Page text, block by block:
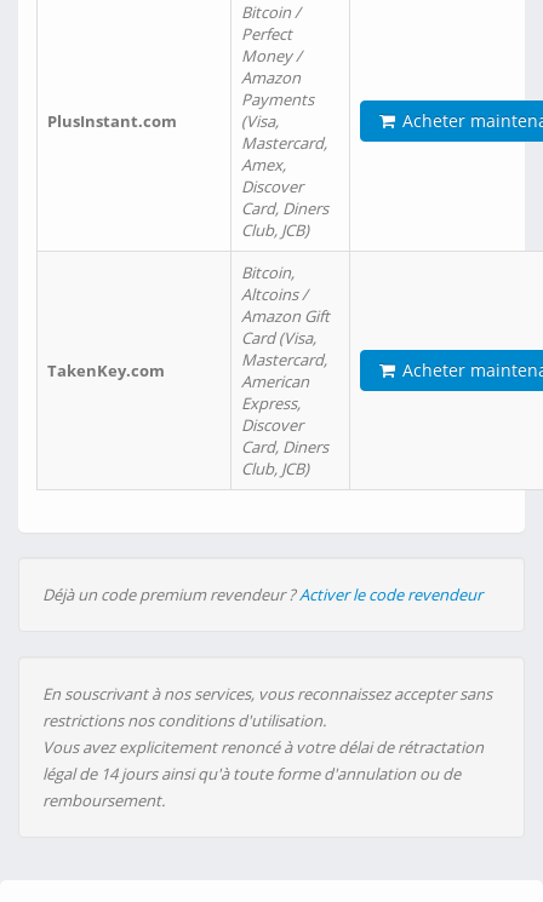
PlusInstant.com
Bitcoin /
Perfect
Money /
Amazon
Payments
(Visa,
Mastercard,
Amex,
Discover
Card, Diners
Club, JCB)
Acheter
TakenKey.com
Bitcoin,
Altcoins /
Amazon Gift
Card (Visa,
Mastercard,
American
Express,
Discover
Card, Diners
Club, JCB)
Acheter
Déjà un code premium revendeur ?Activer le code revendeur
En souscrivant à nos services, vous reconnaissez accepter sans
restrictions nos conditions d'utilisation.
Vous avez explicitement renoncé à votre délai de rétractation
légal de 14 jours ainsi qu'à toute forme d'annulation ou de
remboursement.